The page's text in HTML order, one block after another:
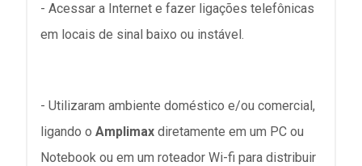
- Acessar a Internet e fazer ligações telefônicas
em locais de sinal baixo ou instável.
- Utilizaram ambiente doméstico e/ou comercial,
ligando o Amplimax diretamente em um PC ou
Notebook ou em um roteador Wi-fi para distribuir